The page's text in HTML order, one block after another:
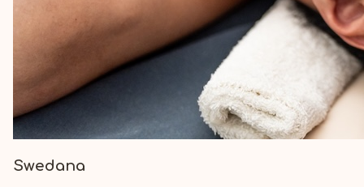
Swedana